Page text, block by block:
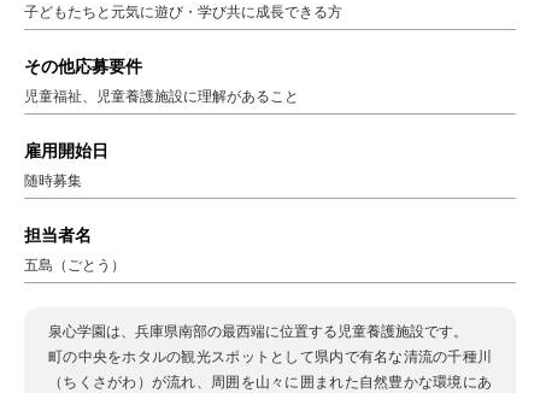
子どもたちと元気に遊び・学び共に成長できる方
その他応募要件
児童福祉、児童養護施設に理解があること
雇用開始日
随時募集
担当者名
五島（ごとう）
泉心学園は、兵庫県南部の最西端に位置する児童養護施設です。
町の中央をホタルの観光スポットとして県内で有名な清流の千種川
（ちくさがわ）が流れ、周囲を山々に囲まれた自然豊かな環境にあ